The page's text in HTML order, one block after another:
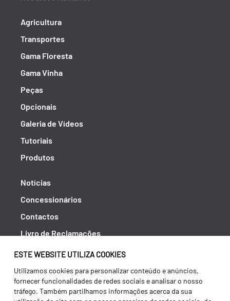
ESTE WEBSITE UTILIZA COOKIES
Utilizamos cookies para personalizar conteúdo e anúncios,
fornecer funcionalidades de redes sociais e analisar o nosso
tráfego. Também partilhamos informações acerca da sua
Agricultura
Transportes
Gama Floresta
Gama Vinha
Peças
Opcionais
Galeria de Vídeos
Tutoriais
Produtos
Notícias
Concessionários
Contactos
Livro de Reclamações
Política de Privacidade
Canal de Denúncias (RGPC)
Termos e condições